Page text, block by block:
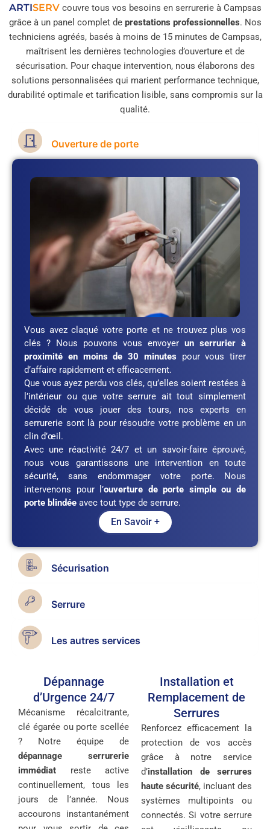
ARTISERVcouvre tous vos besoins en serrurerie à Campsas
grâce à un panel complet de prestations professionnelles. Nos
techniciens agréés, basés à moins de 15 minutes de Campsas,
maîtrisent les dernières technologies d’ouverture et de
sécurisation. Pour chaque intervention, nous élaborons des
solutions personnalisées qui marient performance technique,
durabilité optimale et tarification lisible, sans compromis sur la
qualité.
Ouverture de porte
Vous avez claqué votre porte et ne trouvez plus vos
clés ? Nous pouvons vous envoyer un serrurier à
proximité en moins de 30 minutes pour vous tirer
d’affaire rapidement et efficacement.
Que vous ayez perdu vos clés, qu’elles soient restées à
l’intérieur ou que votre serrure ait tout simplement
décidé de vous jouer des tours, nos experts en
serrurerie sont là pour résoudre votre problème en un
clin d’œil.
Avec une réactivité 24/7 et un savoir-faire éprouvé,
nous vous garantissons une intervention en toute
sécurité, sans endommager votre porte. Nous
intervenons pour l’ouverture de porte simple ou de
porte blindée avec tout type de serrure.
En Savoir +
Sécurisation
Serrure
Les autres services
Dépannage
d’Urgence 24/7
Mécanisme récalcitrante,
clé égarée ou porte scellée
? Notre équipe de
dépannage serrurerie
immédiat reste active
continuellement, tous les
jours de l’année. Nous
accourons instantanément
Installation et
Remplacement de
Serrures
Renforcez efficacement la
protection de vos accès
grâce à notre service
d’installation de serrures
haute sécurité, incluant des
systèmes multipoints ou
connectés. Si votre serrure